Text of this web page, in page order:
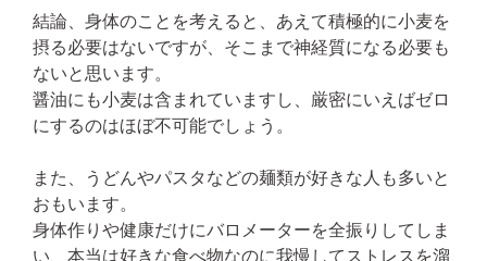
結論、身体のことを考えると、あえて積極的に小麦を
摂る必要はないですが、そこまで神経質になる必要も
ないと思います。
醤油にも小麦は含まれていますし、厳密にいえばゼロ
にするのはほぼ不可能でしょう。
また、うどんやパスタなどの麺類が好きな人も多いと
おもいます。
身体作りや健康だけにバロメーターを全振りしてしま
い、本当は好きな食べ物なのに我慢してストレスを溜